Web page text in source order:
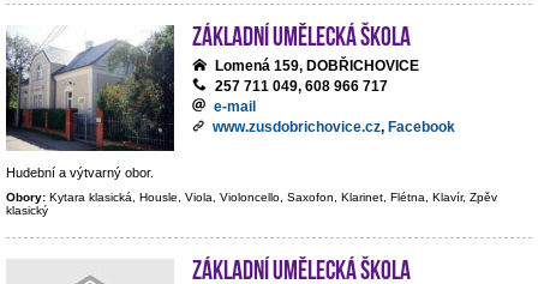
Základní umělecká škola
Lomená 159, DOBŘICHOVICE
257 711 049, 608 966 717
e-mail
www.zusdobrichovice.cz, Facebook
Hudební a výtvarný obor.
Obory: Kytara klasická, Housle, Viola, Violoncello, Saxofon, Klarinet, Flétna, Klavír, Zpěv
klasický
Základní umělecká škola